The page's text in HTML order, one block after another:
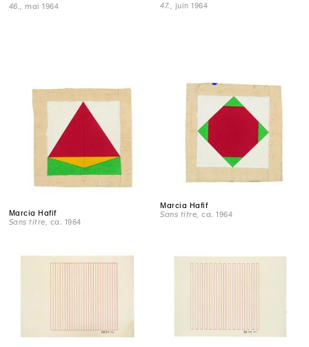
46.
, mai 1964
47.
, juin 1964
Marcia Hafif
Sans titre , ca. 1964
Marcia Hafif
Sans titre, ca. 1964